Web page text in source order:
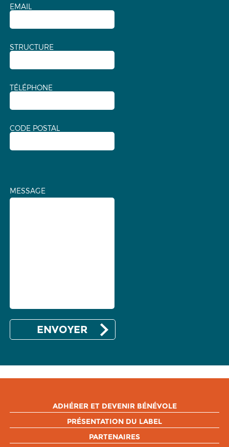
EMAIL
STRUCTURE
TÉLÉPHONE
CODE POSTAL
MESSAGE
ADHÉRER ET DEVENIR BÉNÉVOLE
PRÉSENTATION DU LABEL
PARTENAIRES